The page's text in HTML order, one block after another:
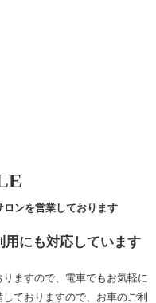
ンを営業しております
にも対応しています
ますので、電車でもお気軽に
ておりますので、お車のご利